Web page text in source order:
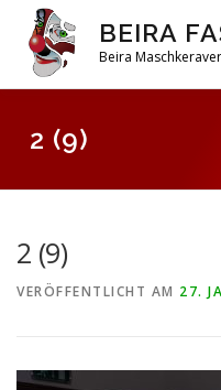
Inhalt
springen
BEIRA
Beira
DAHOAM
2 (9)
2 (9)
VERÖFFENTLICHT AM 27.